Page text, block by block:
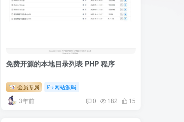
免费开源的本地目录列表 PHP 程序
会员专属 网站源码
3年前 0 182 15